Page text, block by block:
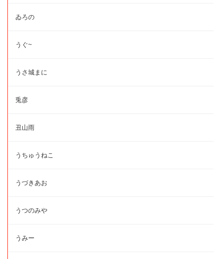
ゐろの
うぐ~
うさ城まに
兎彦
丑山雨
うちゅうねこ
うづきあお
うつのみや
うみー